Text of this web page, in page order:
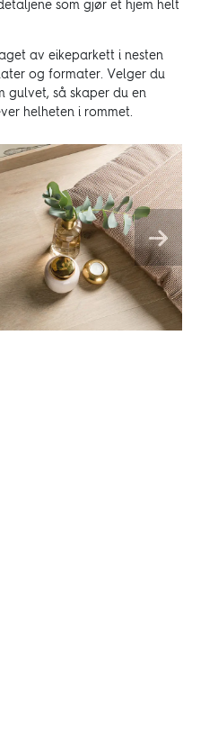
som gjør et hjem helt
av eikeparkett i nesten
og formater. Velger du
gulvet, så skaper du en
helheten i rommet.
Next